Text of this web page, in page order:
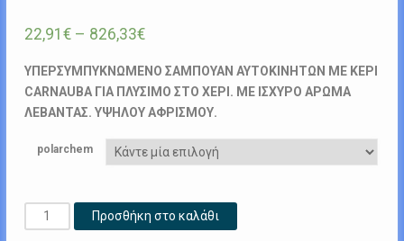
22,91 €– 826,33€
ΥΠΕΡΣΥΜΠΥΚΝΩΜΕΝΟ ΣΑΜΠΟΥΑΝ ΑΥΤΟΚΙΝΗΤΩΝ ΜΕ ΚΕΡΙ
CARNAUBA ΓΙΑ ΠΛΥΣΙΜΟ ΣΤΟ ΧΕΡΙ. ΜΕ ΙΣΧΥΡΟ ΑΡΩΜΑ
ΛΕΒΑΝΤΑΣ. ΥΨΗΛΟΥ ΑΦΡΙΣΜΟΥ.
polarchem
Wax
Shampoo
Προσθήκη στο καλάθι